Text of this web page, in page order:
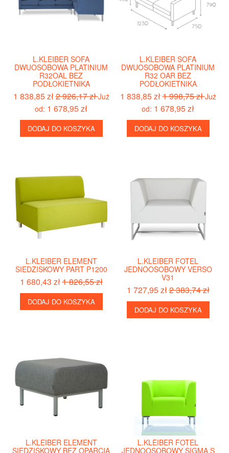
L.KLEIBER SOFA
DWUOSOBOWA PLATINIUM
R32OAL BEZ
PODŁOKIETNIKA
1 838,85 zł2 926,17 złJuż
od: 1 678,95 zł
DODAJ DO KOSZYKA
L.KLEIBER SOFA
DWUOSOBOWA PLATINIUM
R32 OAR BEZ
PODŁOKIETNIKA
1 838,85 zł1 998,75 złJuż
od: 1 678,95 zł
DODAJ DO KOSZYKA
L.KLEIBER ELEMENT
SIEDZISKOWY PART P1200
1 680,43 zł1 826,55 zł
DODAJ DO KOSZYKA
L.KLEIBER FOTEL
JEDNOOSOBOWY VERSO
V31
1 727,95 zł2 383,74 zł
DODAJ DO KOSZYKA
L.KLEIBER ELEMENT
SIEDZISKOWY BEZ OPARCIA
L.KLEIBER FOTEL
JEDNOOSOBOWY SIGMA S